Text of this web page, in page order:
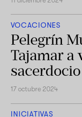
VOCACIONES
Pelegrín
Tajamar a
sacerdocio
17 octubre 2024
INICIATIVAS